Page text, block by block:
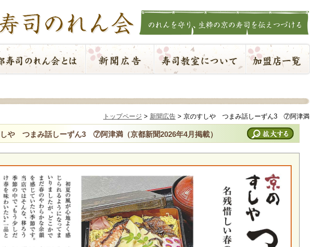
トップページ > 新聞広告 > 京のすしや つまみ話しーずん3 ⑦阿津満
しや つまみ話しーずん3 ⑦阿津満 （京都新聞2026年4月掲載）